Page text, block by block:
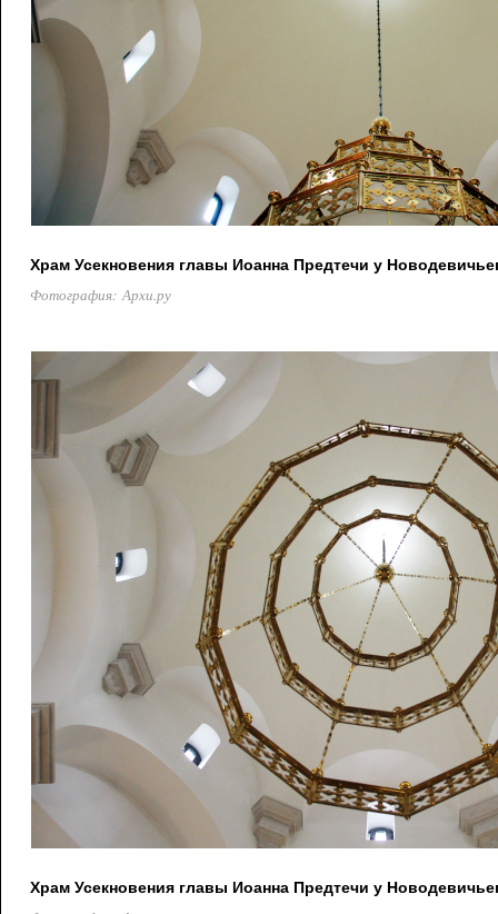
Храм Усекновения главы Иоанна Предтечи у
Фотография: Архи.ру
Храм Усекновения главы Иоанна Предтечи у